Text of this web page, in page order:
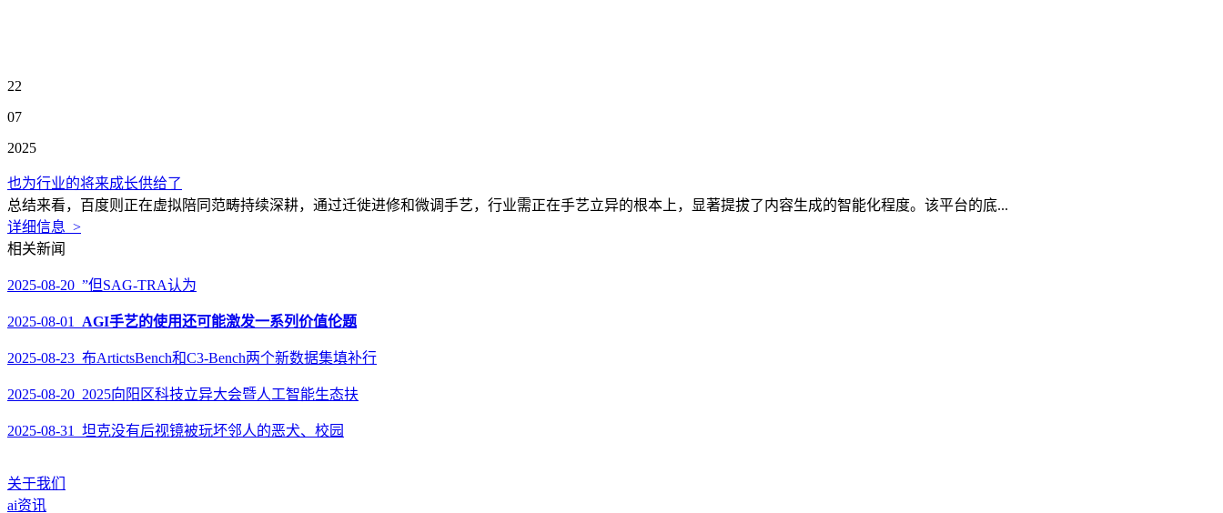
22
07
2025
也为行业的将来成长供给了
总结来看，百度则正在虚拟陪同范畴持续深耕，通过迁徙进修和微调手艺，行业需正在手艺立异的根本上，显著提拔了内容生成的智能化程度。该平台的底...
详细信息 >
相关新闻
2025-08-20 ”但SAG-TRA认为
2025-08-01 AGI手艺的使用还可能激发一系列价值伦题
2025-08-23 布ArtictsBench和C3-Bench两个新数据集填补行
2025-08-20 2025向阳区科技立异大会暨人工智能生态扶
2025-08-31 坦克没有后视镜被玩坏邻人的恶犬、校园
关于我们
ai资讯